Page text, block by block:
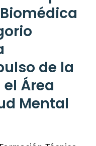
de la
Área
Mental